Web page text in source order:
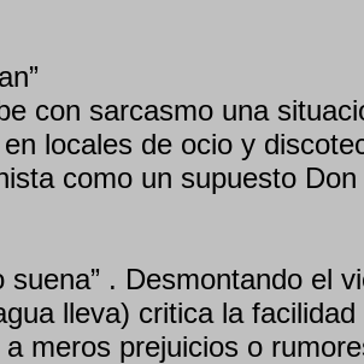
con sarcasmo una
locales de ocio y
como un supuesto
suena” . Desmontando el
lleva) critica la
a meros prejuicios o